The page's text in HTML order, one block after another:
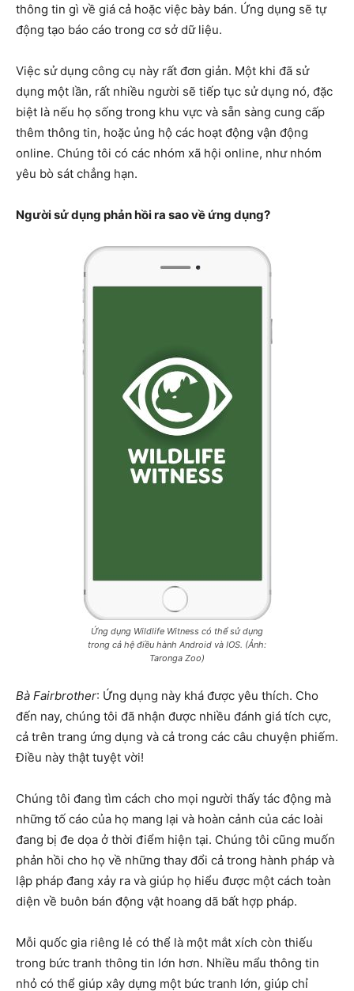
thông tin gì về giá cả hoặc việc bày bán. Ứng dụng sẽ tự
động tạo báo cáo trong cơ sở dữ liệu.
Việc sử dụng công cụ này rất đơn giản. Một khi đã sử
dụng một lần, rất nhiều người sẽ tiếp tục sử dụng nó, đặc
biệt là nếu họ sống trong khu vực và sẵn sàng cung cấp
thêm thông tin, hoặc ủng hộ các hoạt động vận động
online. Chúng tôi có các nhóm xã hội online, như nhóm
yêu bò sát chẳng hạn.
Người sử dụng phản hồi ra sao về ứng dụng?
Ứng dụng Wildlife Witness có thể sử dụng
trong cả hệ điều hành Android và IOS. (Ảnh:
Taronga Zoo)
Bà Fairbrother: Ứng dụng này khá được yêu thích. Cho
đến nay, chúng tôi đã nhận được nhiều đánh giá tích cực,
cả trên trang ứng dụng và cả trong các câu chuyện phiếm.
Điều này thật tuyệt vời!
Chúng tôi đang tìm cách cho mọi người thấy tác động mà
những tố cáo của họ mang lại và hoàn cảnh của các loài
đang bị đe dọa ở thời điểm hiện tại. Chúng tôi cũng muốn
phản hồi cho họ về những thay đổi cả trong hành pháp và
lập pháp đang xảy ra và giúp họ hiểu được một cách toàn
diện về buôn bán động vật hoang dã bất hợp pháp.
Mỗi quốc gia riêng lẻ có thể là một mắt xích còn thiếu
trong bức tranh thông tin lớn hơn. Nhiều mẩu thông tin
nhỏ có thể giúp xây dựng một bức tranh lớn, giúp chỉ